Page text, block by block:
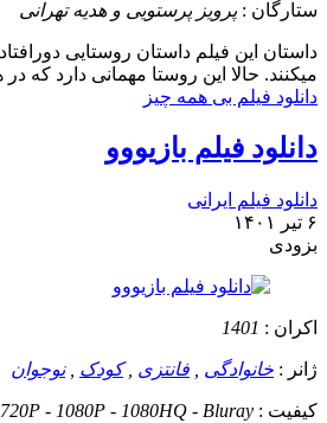
ستارگان :پرویز پرستویی و هدیه تهرانی
داستان این فیلم داستان روستایی
میکنند. حالا این روستا مهمانی دارد که در همینجا متولد شده
دانلود فیلم بی همه چیز
دانلود فیلم بازيووو
دانلود فیلم ایرانی
۶ تیر ۱۴۰۱
بزودی
اکران : 1401
ژانر : خانوادگی فانتزی ,کودک ,نوجوان
کیفیت : - 1080P - 1080HQ - Bluray